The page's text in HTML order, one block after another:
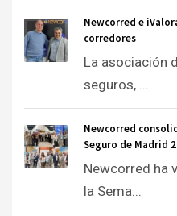
Newcorred e
corredores
La asociación
seguros, ...
Newcorred
Seguro de Madrid
Newcorred ha
la Sema...